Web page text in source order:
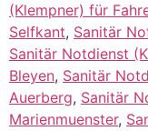
(Klempner) für
Selfkant, Sanitär
Sanitär Notdienst
Bleyen, Sanitär
Auerberg, Sanitär
Marienmuenster,